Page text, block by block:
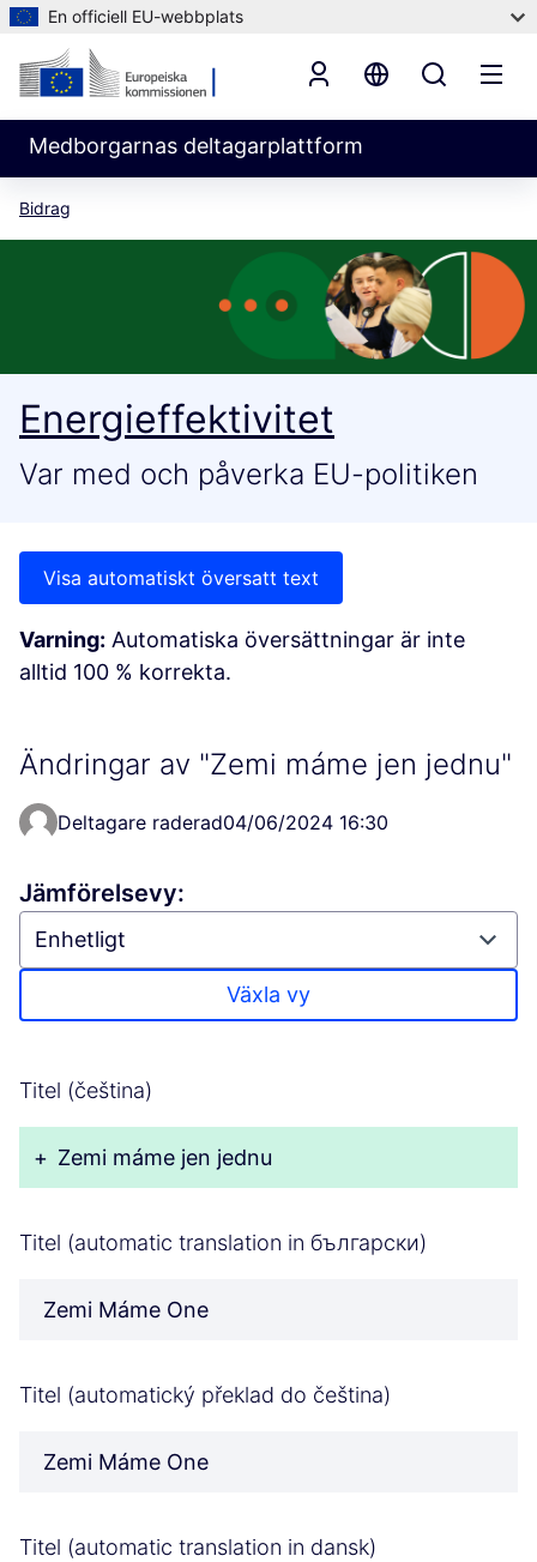
En officiell EU-webbplats
Medborgarnas deltagarplattform
Bidrag
Energieffektivitet
Var med och påverka EU-politiken
Visa automatiskt översatt text
Varning: Automatiska översättningar är inte
alltid 100 % korrekta.
Ändringar av "Zemi máme jen jednu"
Deltagare raderad04/06/2024 16:30
Jämförelsevy:
Växla vy
Titel (čeština)
+ Zemi máme jen jednu
Titel (automatic translation in български)
Zemi Máme One
Titel (automatický překlad do čeština)
Zemi Máme One
Titel (automatic translation in dansk)